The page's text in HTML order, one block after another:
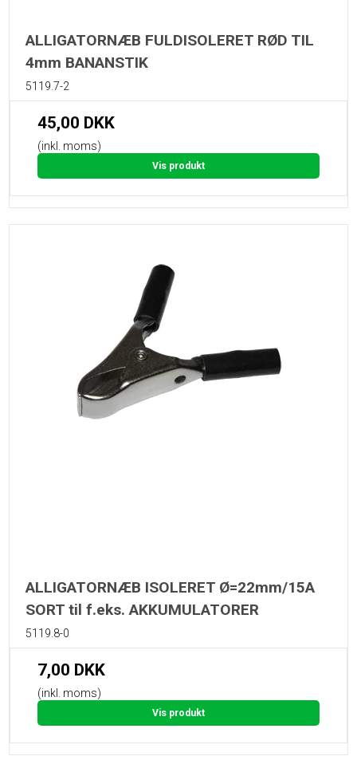
ALLIGATORNÆB FULDISOLERET RØD TIL
4mm BANANSTIK
5119.7-2
45,00 DKK
(inkl. moms)
Vis produkt
ALLIGATORNÆB ISOLERET Ø=22mm/15A
SORT til f.eks. AKKUMULATORER
5119.8-0
7,00 DKK
(inkl. moms)
Vis produkt